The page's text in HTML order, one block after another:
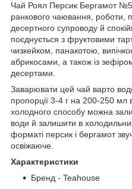
Чай Роял Персик Бергамот
ранкового чаювання, роботи,
десертного супроводу й
поєднується з фруктовими
чизкейком, панакотою,
абрикосами, а також із
десертами.
Заварювати цей чай варто
пропорції 3-4 г на 200-250
холодного способу можна
води й залишити в
форматі персик і бергамот
освіжаюче.
Характеристики
Бренд - Teahouse